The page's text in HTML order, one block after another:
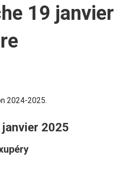
19 janvier
2024-2025.
2025